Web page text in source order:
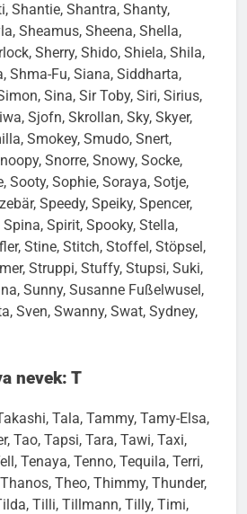
Shantie, Shantra, Shanty,
Sheamus, Sheena, Shella,
Sherry, Shido, Shiela, Shila,
Shma-Fu, Siana, Siddharta,
Sina, Sir Toby, Siri, Sirius,
Sjofn, Skrollan, Sky, Skyer,
Smokey, Smudo, Snert,
Snorre, Snowy, Socke,
Sooty, Sophie, Soraya, Sotje,
Speedy, Speiky, Spencer,
Spirit, Spooky, Stella,
Stine, Stitch, Stoffel, Stöpsel,
Struppi, Stuffy, Stupsi, Suki,
Sunny, Susanne Fußelwusel,
Sven, Swanny, Swat, Sydney,
nevek: T
Tala, Tammy, Tamy-Elsa,
Tao, Tapsi, Tara, Tawi, Taxi,
Tenaya, Tenno, Tequila, Terri,
Theo, Thimmy, Thunder,
Tilli, Tillmann, Tilly, Timi,